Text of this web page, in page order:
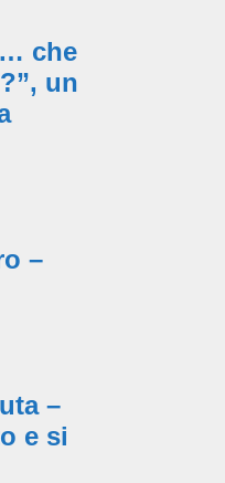
che
un
–
–
e si